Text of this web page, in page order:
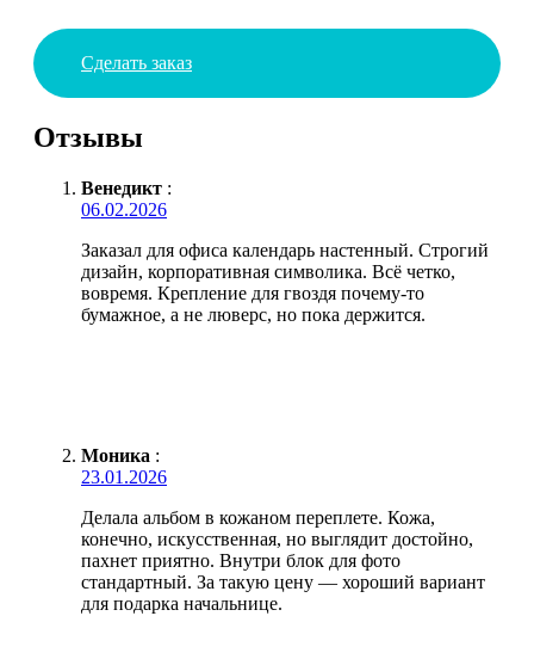
Сделать заказ
Отзывы
Венедикт :
06.02.2026
Заказал для офиса календарь настенный. Строгий
дизайн, корпоративная символика. Всё четко,
вовремя. Крепление для гвоздя почему-то
бумажное, а не люверс, но пока держится.
Моника :
23.01.2026
Делала альбом в кожаном переплете. Кожа,
конечно, искусственная, но выглядит достойно,
пахнет приятно. Внутри блок для фото
стандартный. За такую цену — хороший вариант
для подарка начальнице.